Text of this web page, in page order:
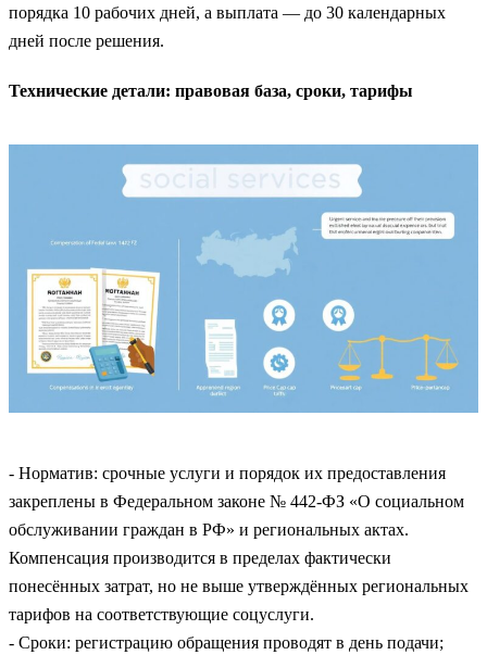
порядка 10 рабочих дней, а выплата — до 30 календарных
дней после решения.
Технические детали: правовая база, сроки, тарифы
- Норматив: срочные услуги и порядок их предоставления
закреплены в Федеральном законе № 442‑ФЗ «О социальном
обслуживании граждан в РФ» и региональных актах.
Компенсация производится в пределах фактически
понесённых затрат, но не выше утверждённых региональных
тарифов на соответствующие соцуслуги.
- Сроки: регистрацию обращения проводят в день подачи;